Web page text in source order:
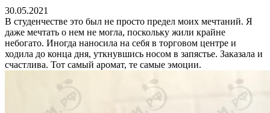
30.05.2021
В студенчестве это был не просто предел моих мечтаний. Я
даже мечтать о нем не могла, поскольку жили крайне
небогато. Иногда наносила на себя в торговом центре и
ходила до конца дня, уткнувшись носом в запястье. Заказала и
счастлива. Тот самый аромат, те самые эмоции.